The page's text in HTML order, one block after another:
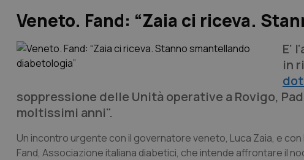
Veneto. Fand: “Zaia ci riceva.
E'
in
soppressione delle Unità operative a Rovigo,
moltissimi anni".
Un incontro urgente con il governatore veneto, Luca Zaia, e con
Fand, Associazione italiana diabetici, che intende affrontare il